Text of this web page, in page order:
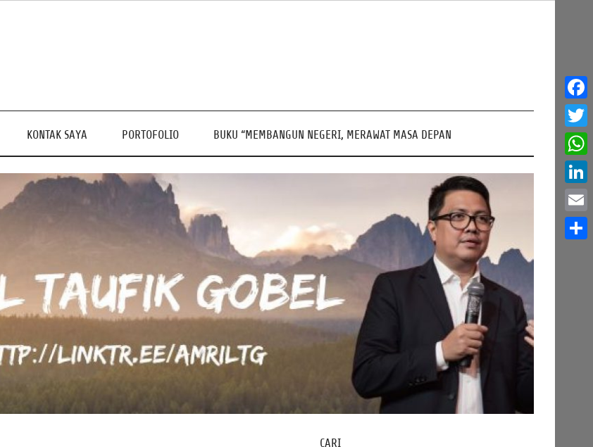
KONTAK SAYA PORTOFOLIO BUKU “MEMBANGUN NEGERI, MERAWAT MASA DEPAN
CARI
Email